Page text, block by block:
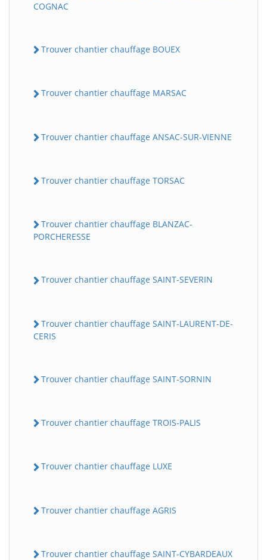
COGNAC
Trouver chantier chauffage BOUEX
Trouver chantier chauffage MARSAC
Trouver chantier chauffage ANSAC-SUR-VIENNE
Trouver chantier chauffage TORSAC
Trouver chantier chauffage BLANZAC-
PORCHERESSE
Trouver chantier chauffage SAINT-SEVERIN
Trouver chantier chauffage SAINT-LAURENT-DE-
CERIS
Trouver chantier chauffage SAINT-SORNIN
Trouver chantier chauffage TROIS-PALIS
Trouver chantier chauffage LUXE
Trouver chantier chauffage AGRIS
Trouver chantier chauffage SAINT-CYBARDEAUX